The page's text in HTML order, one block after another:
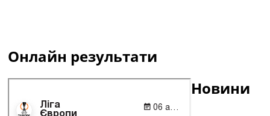
Онлайн результати
Новини